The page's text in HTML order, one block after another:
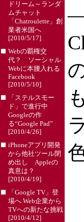
ドリーム～ランダ
ムチャット
「Chatroulette」創
業者米国へ
[2010/5/17]
Webの覇権交
代？ ソーシャル
Webに本腰入れる
Facebook
[2010/5/10]
「ステルスモー
ド」で進行中
Googleの作
る“Google Pad”
[2010/4/26]
iPhoneアプリ開発
から他社ツール閉
め出し Appleの
真意は？
[2010/4/19]
「Google TV」登
場へ Web企業から
TVへの新たな挑戦
[2010/4/12]
―